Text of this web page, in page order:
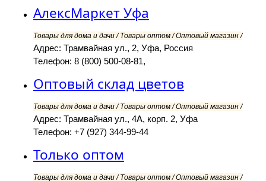
АлексМаркет Уфа
Товары для дома и дачи / Товары оптом / Оптовый магазин /
Адрес: Трамвайная ул., 2, Уфа, Россия
Телефон: 8 (800) 500-08-81,
Оптовый склад цветов
Товары для дома и дачи / Товары оптом / Оптовый магазин /
Адрес: Трамвайная ул., 4А, корп. 2, Уфа
Телефон: +7 (927) 344-99-44
Только оптом
Товары для дома и дачи / Товары оптом / Оптовый магазин /